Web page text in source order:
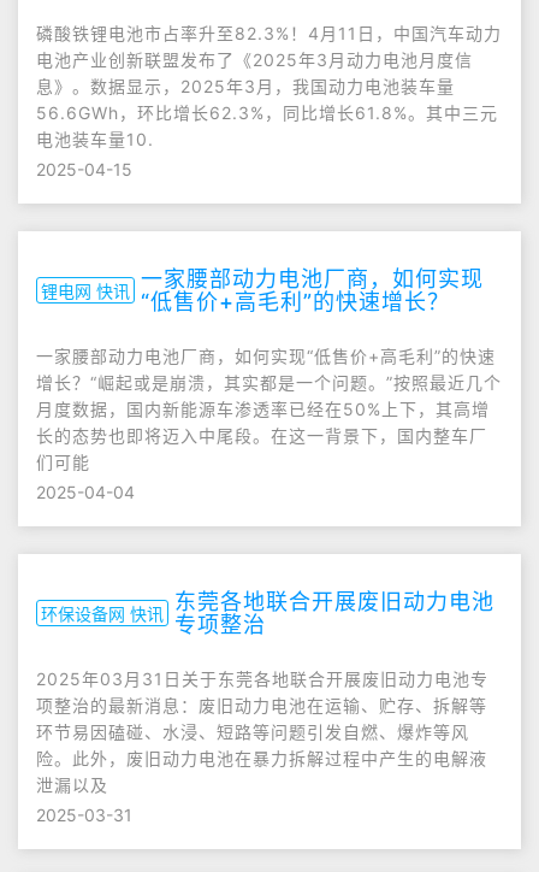
磷酸铁锂电池市占率升至82.3%！4月11日，中国汽车动力
电池产业创新联盟发布了《2025年3月动力电池月度信
息》。数据显示，2025年3月，我国动力电池装车量
56.6GWh，环比增长62.3%，同比增长61.8%。其中三元
电池装车量10.
2025-04-15
锂电网 快讯 一家腰部动力电池厂商，如何实现
“低售价+高毛利”的快速增长？
一家腰部动力电池厂商，如何实现“低售价+高毛利”的快速
增长？“崛起或是崩溃，其实都是一个问题。”按照最近几个
月度数据，国内新能源车渗透率已经在50%上下，其高增
长的态势也即将迈入中尾段。在这一背景下，国内整车厂
们可能
2025-04-04
环保设备网 快讯 东莞各地联合开展废旧动力电池
专项整治
2025年03月31日关于东莞各地联合开展废旧动力电池专
项整治的最新消息：废旧动力电池在运输、贮存、拆解等
环节易因磕碰、水浸、短路等问题引发自燃、爆炸等风
险。此外，废旧动力电池在暴力拆解过程中产生的电解液
泄漏以及
2025-03-31